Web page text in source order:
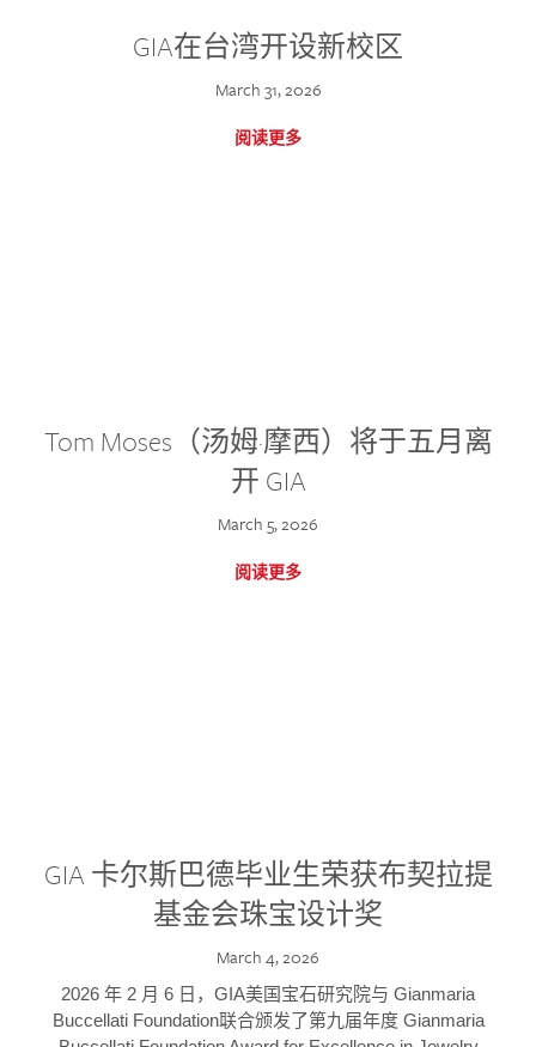
GIA在台湾开设新校区
March 31, 2026
阅读更多
Tom Moses（汤姆·摩西）将于五月离
开 GIA
March 5, 2026
阅读更多
GIA 卡尔斯巴德毕业生荣获布契拉提
基金会珠宝设计奖
March 4, 2026
2026 年 2 月 6 日，GIA美国宝石研究院与 Gianmaria
Buccellati Foundation联合颁发了第九届年度 Gianmaria